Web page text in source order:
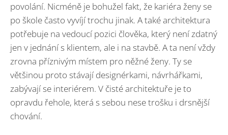
povolání. Nicméně je bohužel fakt, že kariéra ženy se
po škole často vyvíjí trochu jinak. A také architektura
potřebuje na vedoucí pozici člověka, který není zdatný
jen v jednání s klientem, ale i na stavbě. A ta není vždy
zrovna příznivým místem pro něžné ženy. Ty se
většinou proto stávají designérkami, návrhářkami,
zabývají se interiérem. V čisté architektuře je to
opravdu řehole, která s sebou nese trošku i drsnější
chování.